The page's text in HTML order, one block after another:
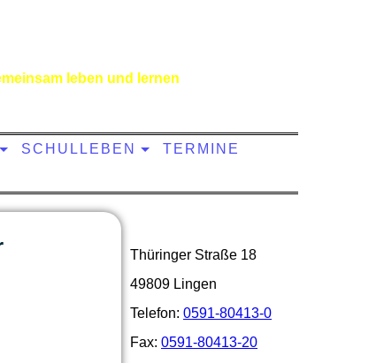
leben und lernen
SCHULLEBEN
TERMINE
Thüringer Straße 18
49809 Lingen
Telefon: 0591-80413-0
Fax: 0591-80413-20